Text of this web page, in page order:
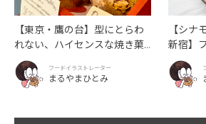
【東京・鷹の台】型にとらわ
れない、ハイセンスな焼き菓
子「SUN3C（サンサンク）」
フードイラストレーター
まるやまひとみ
【シナ
新宿】
ーカリ
「